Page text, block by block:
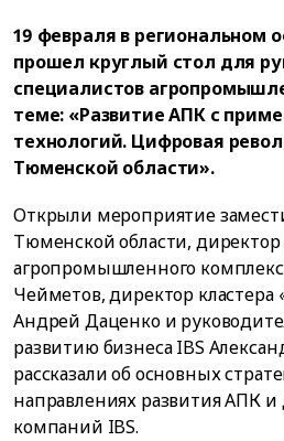
19 февраля в региональном
прошел круглый стол для
специалистов
теме: «Развитие АПК с
технологий. Цифровая
Тюменской области».
Открыли мероприятие
Тюменской области,
агропромышленного
Чейметов, директор кластера
Андрей Даценко и
развитию бизнеса IBS
рассказали об основных
направлениях развития АПК
компаний IBS.